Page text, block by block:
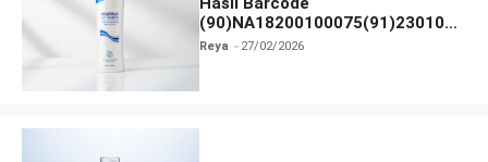
(90)NA18200100075(91)230102
dan Izin BPOM
Reya 27/02/2026